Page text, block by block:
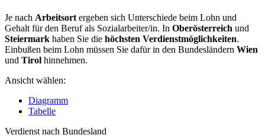
Je nach Arbeitsort ergeben sich Unterschiede beim Lohn und
Gehalt für den Beruf als Sozialarbeiter/in. In Oberösterreich und
Steiermark haben Sie die höchsten Verdienstmöglichkeiten.
Einbußen beim Lohn müssen Sie dafür in den Bundesländern Wien
und Tirol hinnehmen.
Ansicht wählen:
Diagramm
Tabelle
Verdienst nach Bundesland